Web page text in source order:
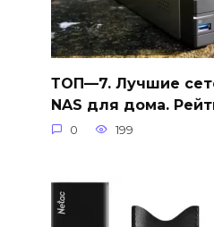
ТОП—7. Лучшие
NAS для дома.
0 199